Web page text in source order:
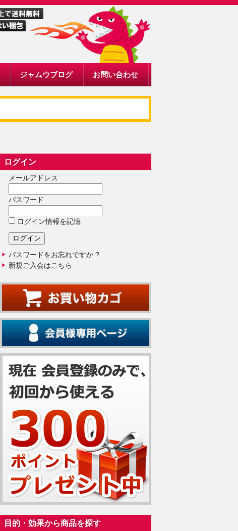
ジャムウブログ お問い合わせ
ログイン
メールアドレス
パスワード
ログイン情報を記憶
パスワードをお忘れですか ?
新規ご入会はこちら
目的・効果から商品を探す